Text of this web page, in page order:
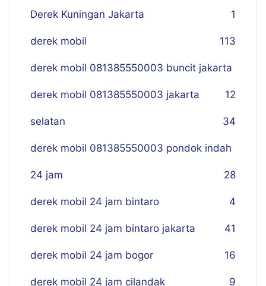
Derek Kuningan Jakarta 1
derek mobil 113
derek mobil 081385550003 buncit jakarta
12
derek mobil 081385550003 jakarta
selatan 34
derek mobil 081385550003 pondok indah
24 jam 28
derek mobil 24 jam bintaro 4
derek mobil 24 jam bintaro jakarta 41
derek mobil 24 jam bogor 16
derek mobil 24 jam cilandak 9